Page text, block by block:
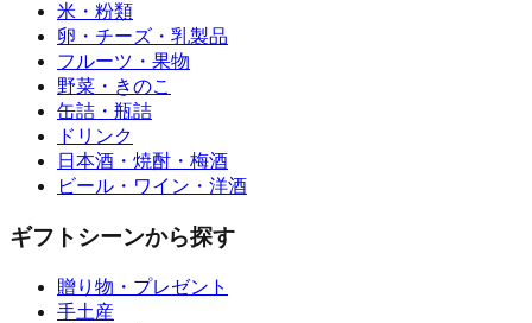
米・粉類
卵・チーズ・乳製品
フルーツ・果物
野菜・きのこ
缶詰・瓶詰
ドリンク
日本酒・焼酎・梅酒
ビール・ワイン・洋酒
ギフトシーンから探す
贈り物・プレゼント
手土産